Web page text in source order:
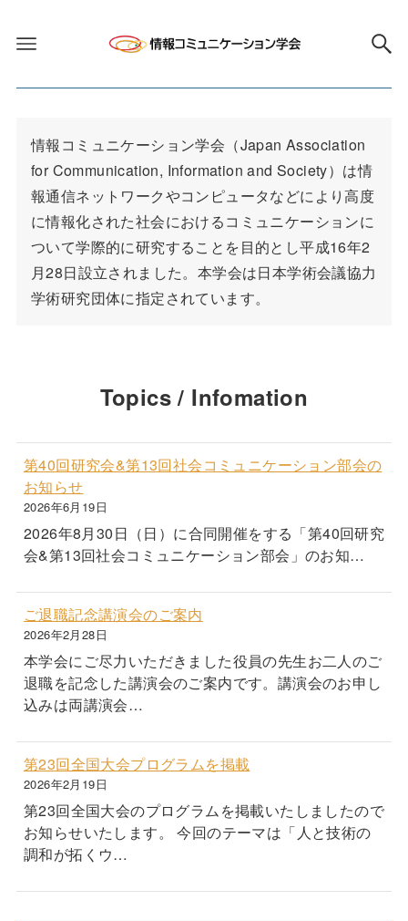
情報コミュニケーション学会（Japan Association
for Communication, Information and Society）は情
報通信ネットワークやコンピュータなどにより高度
に情報化された社会におけるコミュニケーションに
ついて学際的に研究することを目的とし平成16年2
月28日設立されました。本学会は日本学術会議協力
学術研究団体に指定されています。
Topics / Infomation
第40回研究会&第13回社会コミュニケーション部会の
お知らせ
2026年6月19日
2026年8月30日（日）に合同開催をする「第40回研究
会&第13回社会コミュニケーション部会」のお知…
ご退職記念講演会のご案内
2026年2月28日
本学会にご尽力いただきました役員の先生お二人のご
退職を記念した講演会のご案内です。講演会のお申し
込みは両講演会…
第23回全国大会プログラムを掲載
2026年2月19日
第23回全国大会のプログラムを掲載いたしましたので
お知らせいたします。 今回のテーマは「人と技術の
調和が拓くウ…